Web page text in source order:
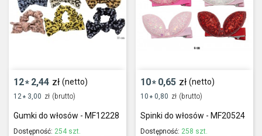
12* 2,44 zł (netto)
12 * 3,00 zł (brutto)
Gumki do włosów - MF12228
Dostępność: 254 szt.
10* 0,65 zł (netto)
10 * 0,80 zł (brutto)
Spinki do włosów - MF20524
Dostępność: 258 szt.